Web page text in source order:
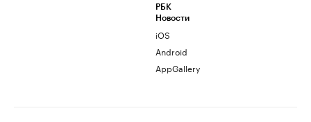
РБК
Новости
iOS
Android
AppGallery